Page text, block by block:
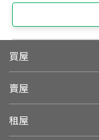
買屋
賣屋
租屋